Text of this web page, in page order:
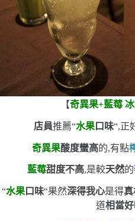
【奇異果+藍莓
店員推薦“水果口味“,正
奇異果酸度蠻高的,有點
藍莓甜度不高,是較天然的
“水果口味“果然深得我心是得真
道相當